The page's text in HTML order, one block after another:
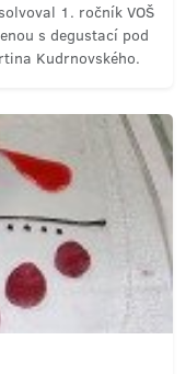
1. ročník VOŠ
s degustací pod
Kudrnovského.